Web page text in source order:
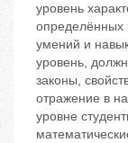
уровень
определённых
умений и
уровень,
законы,
отражение в
уровне